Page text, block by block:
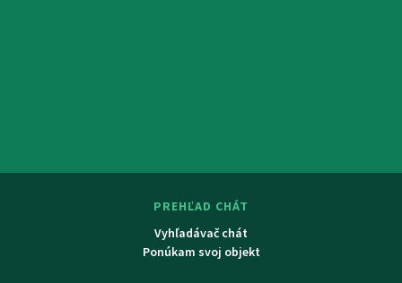
PREHĽAD CHÁT
Vyhľadávač chát
Ponúkam svoj objekt